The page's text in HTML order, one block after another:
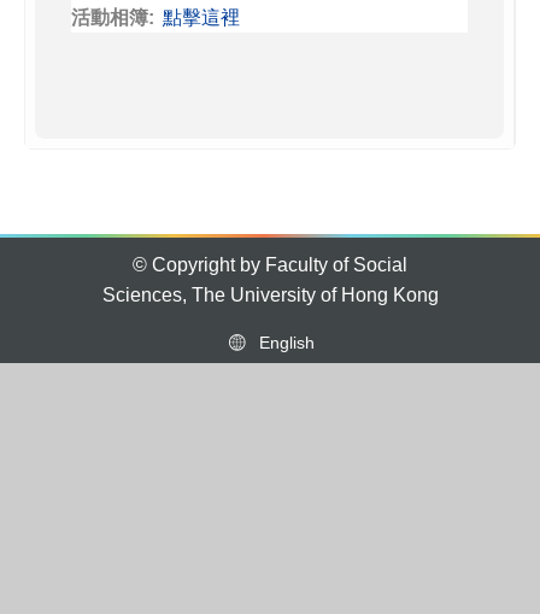
活動相簿: 點擊這裡
© Copyright by Faculty of Social
Sciences, The University of Hong Kong
English